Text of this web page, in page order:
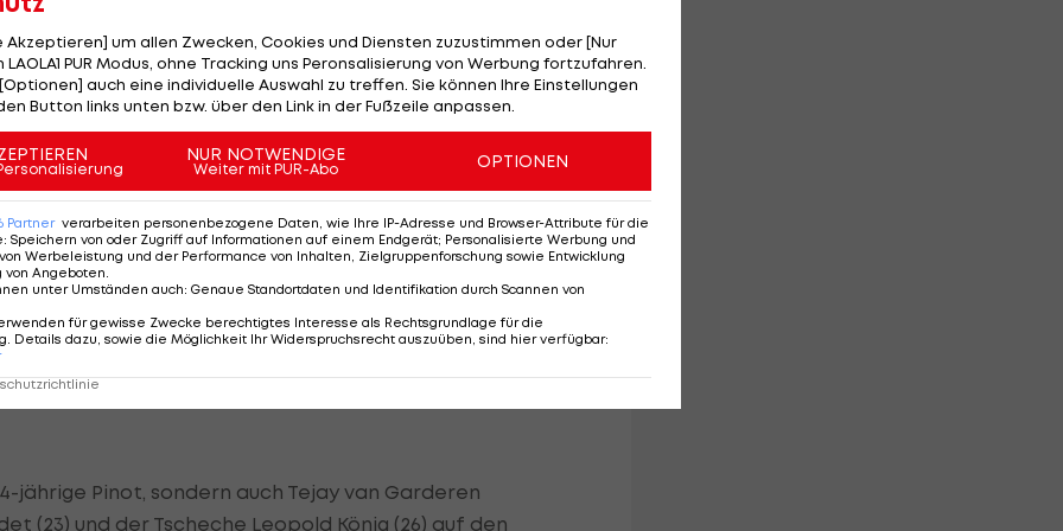
Minuten vor Virenque. In ähnlicher Art und Weise
Er feierte vier Etappensiege und trug nur nicht das
Sieger aus Italien seit 1998, als Marco Pantani in
leidgeprüfte Tour heuer aber verschont. So ruhig
rund um das Dauerthema schon lange nicht mehr zu.
Nachrichten - an der Spitze die
Armstrong wegen systematischen Dopings - als gutes
hatte aber auch diesmal ein einschlägig
Schlusswochenende am meisten gefordert. Am
jährige Pinot, sondern auch Tejay van Garderen
(23) und der Tscheche Leopold König (26) auf den
Akzeptieren] um allen Zwecken, Cookies und Diensten zuzustimmen oder [Nur
PUR Modus, ohne Tracking uns Peronsalisierung von Werbung fortzufahren.
auch eine individuelle Auswahl zu treffen. Sie können Ihre Einstellungen
Button links unten bzw. über den Link in der Fußzeile anpassen.
NUR NOTWENDIGE
Weiter mit PUR-Abo OPTIONEN
Partner verarbeiten personenbezogene Daten, wie Ihre IP-Adresse und Browser-Attribute für die
: Speichern von oder Zugriff auf Informationen auf einem Endgerät; Personalisierte Werbung und
Werbeleistung und der Performance von Inhalten, Zielgruppenforschung sowie Entwicklung
von Angeboten.
unter Umständen auch: Genaue Standortdaten und Identifikation durch Scannen von
für gewisse Zwecke berechtigtes Interesse als Rechtsgrundlage für die
Details dazu, sowie die Möglichkeit Ihr Widerspruchsrecht auszuüben, sind hier verfügbar: